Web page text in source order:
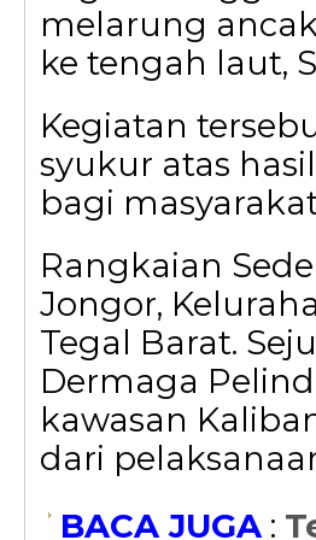
melarung
ke tengah laut,
Kegiatan
syukur atas
bagi
Rangkaian
Jongor,
Tegal Barat.
Dermaga
kawasan
dari
BACA JUGA: